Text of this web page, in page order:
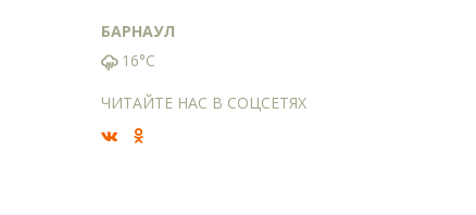
БАРНАУЛ
16°C
ЧИТАЙТЕ НАС В СОЦСЕТЯХ